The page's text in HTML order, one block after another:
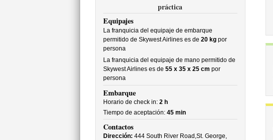
práctica
Equipajes
La franquicia del equipaje de embarque
permitido de Skywest Airlines es de 20 kgpor
persona
La franquicia del equipaje de mano permitido de
Skywest Airlines es de 55 x 35 x 25 cm por
persona
Embarque
Horario de check in: 2 h
Tiempo de aceptación: 45 min
Contactos
Dirección: 444 South River Road,St. George,